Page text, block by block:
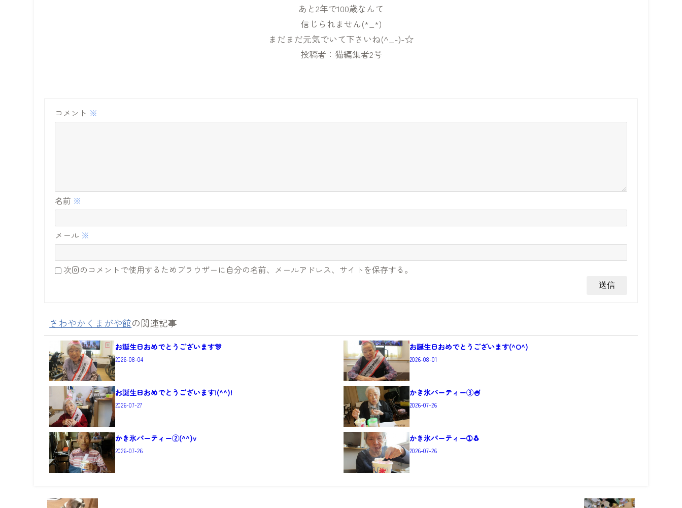
あと2年で100歳なんて
信じられません(*_*)
まだまだ元気でいて下さいね(^_-)-☆
投稿者：猫編集者2号
コメント ※
名前 ※
メール ※
次回のコメントで使用するためブラウザーに自分の名前、メールアドレス、サイトを保存する。
さわやかくまがや館の関連記事
お誕生日おめでとうございます🎊
2026-08-04
お誕生日おめでとうございます(^O^)
2026-08-01
お誕生日おめでとうございます!(^^)!
2026-07-27
かき氷パーティー③🍧
2026-07-26
かき氷パーティー②(^^)v
2026-07-26
かき氷パーティー➀🐧
2026-07-26